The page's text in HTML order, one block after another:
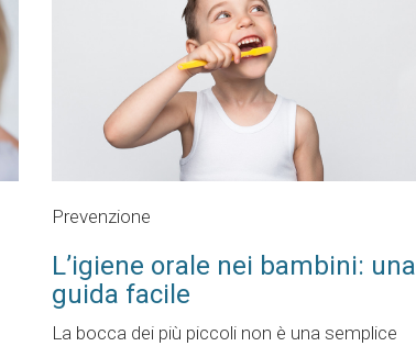
Prevenzione
L’igiene orale nei bambini: una
guida facile
La bocca dei più piccoli non è una semplice